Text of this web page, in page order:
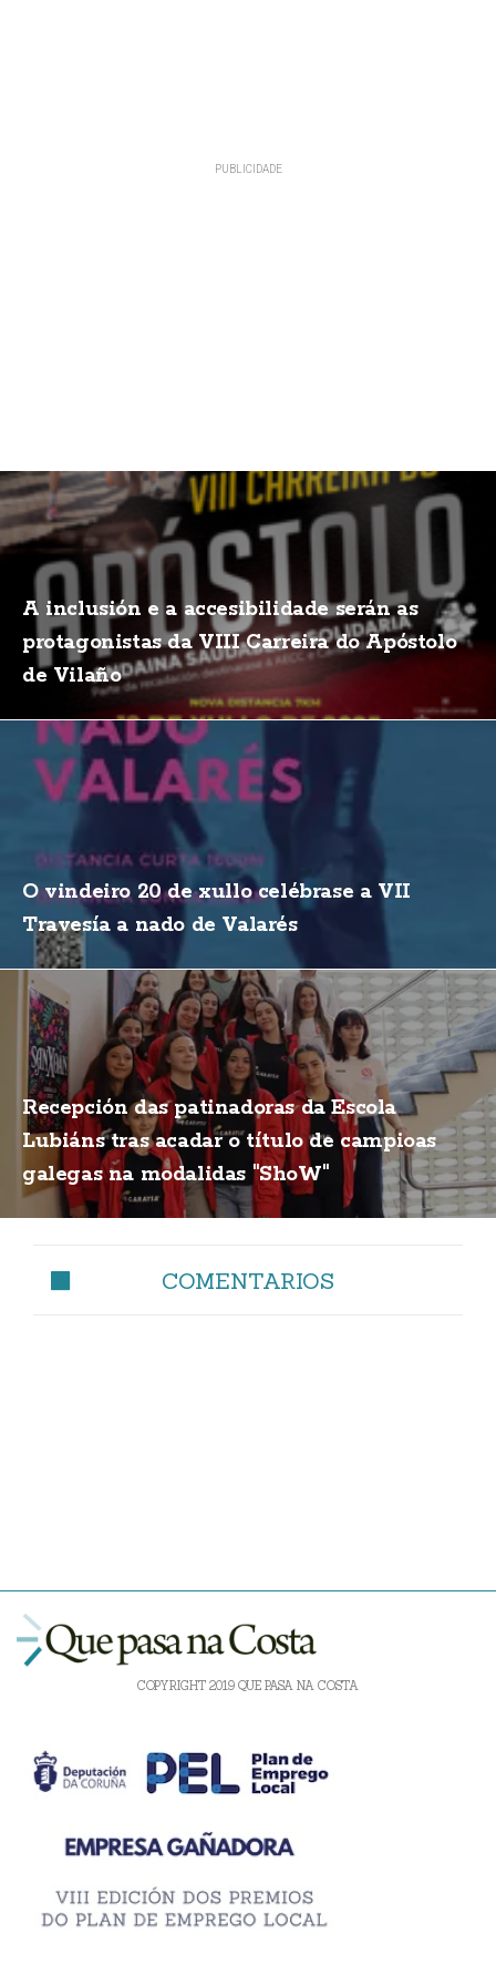
A inclusión e a accesibilidade serán as
protagonistas da VIII Carreira do Apóstolo
de Vilaño
O vindeiro 20 de xullo celébrase a VII
Travesía a nado de Valarés
Recepción das patinadoras da Escola
Lubiáns tras acadar o título de campioas
galegas na modalidas "ShoW"
COMENTARIOS
COPYRIGHT 2019 QUE PASA NA COSTA